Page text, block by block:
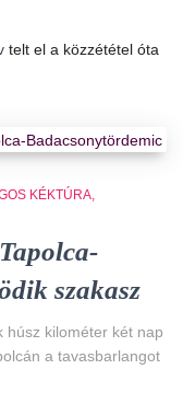
telt el a közzététel óta
KÉKTÚRA
szakasz
húsz kilométer két nap
a tavasbarlangot